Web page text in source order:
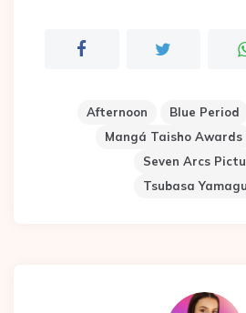
Afternoon Blue Period
Mangá Taisho Awards
Seven Arcs
Tsubasa